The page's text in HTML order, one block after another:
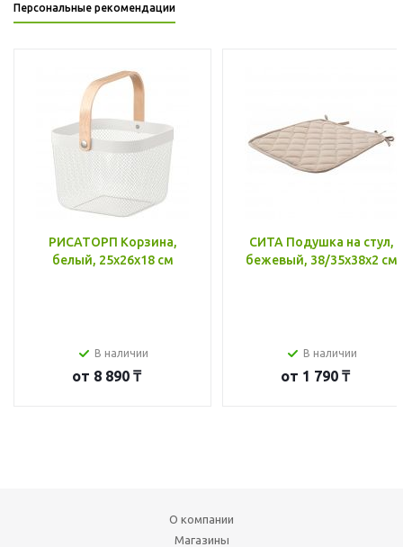
Персональные рекомендации
РИСАТОРП Корзина,
белый, 25x26x18 см
В наличии
от 8 890 ₸
СИТА Подушка на стул,
бежевый, 38/35x38x2 см
В наличии
от 1 790 ₸
О компании
Магазины